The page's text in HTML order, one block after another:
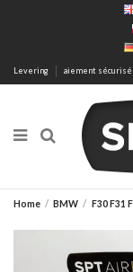
Levering aiement sécurisé
Home BMW F30 F31